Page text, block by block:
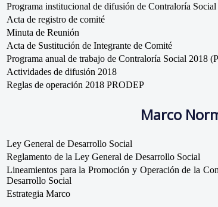
Programa institucional de difusión de Contraloría
Acta de registro de comité
Minuta de Reunión
Acta de Sustitución de Integrante de Comité
Programa anual de trabajo de Contraloría Social 2018
Actividades de difusión 2018
Reglas de operación 2018 PRODEP
Marco
Ley General de Desarrollo Social
Reglamento de la Ley General de Desarrollo Social
Lineamientos para la Promoción y Operación de la
Desarrollo Social
Estrategia Marco